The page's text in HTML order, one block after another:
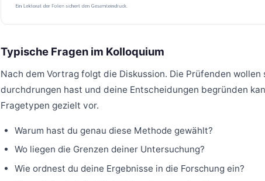
Typische Fragen im Kolloquium
Nach dem Vortrag folgt die Diskussion. Die Prüfenden wollen
durchdrungen hast und deine Entscheidungen begründen
Fragetypen gezielt vor.
Warum hast du genau diese Methode gewählt?
Wo liegen die Grenzen deiner Untersuchung?
Wie ordnest du deine Ergebnisse in die Forschung ein?